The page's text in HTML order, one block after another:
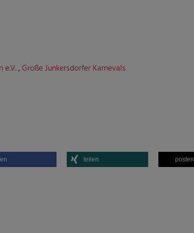
e.V.,Große Junkersdorfer Karnevals
teilen posten